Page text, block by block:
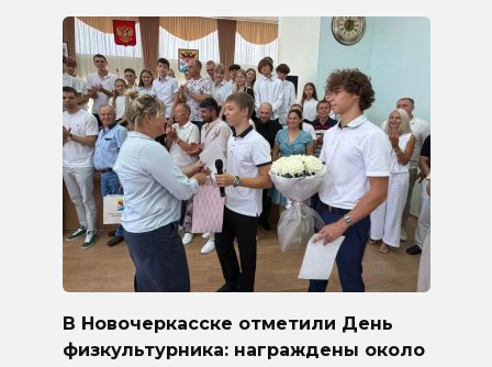
В Новочеркасске отметили День
физкультурника: награждены около